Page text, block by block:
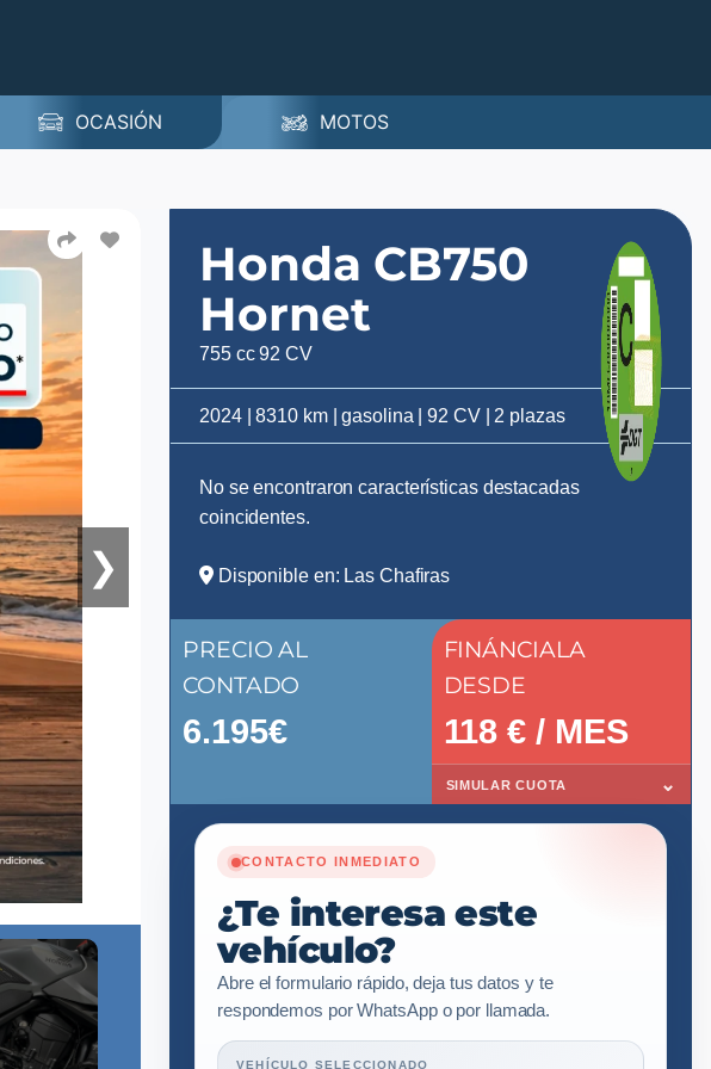
OCASIÓN MOTOS
❯
Honda CB750
Hornet
755 cc 92 CV
2024 | 8310 km | gasolina | 92 CV | 2 plazas
No se encontraron características destacadas
coincidentes.
Disponible en: Las Chafiras
PRECIO AL
CONTADO
6.195€
FINÁNCIALA
DESDE
118 € / MES
SIMULAR CUOTA ⌄
CONTACTO INMEDIATO
¿Te interesa este
vehículo?
Abre el formulario rápido, deja tus datos y te
respondemos por WhatsApp o por llamada.
VEHÍCULO SELECCIONADO